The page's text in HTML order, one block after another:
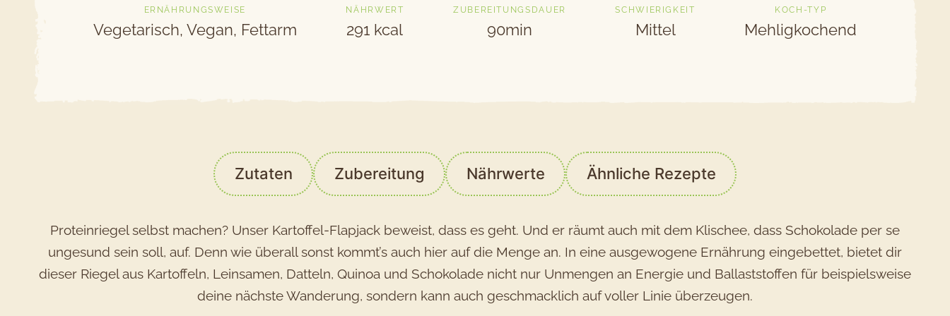
ERNÄHRUNGSWEISE
Vegetarisch, Vegan, Fettarm
NÄHRWERT
291 kcal
ZUBEREITUNGSDAUER
90min
SCHWIERIGKEIT
Mittel
KOCH-TYP
Mehligkochend
Zutaten Zubereitung Nährwerte Ähnliche Rezepte
Proteinriegel selbst machen? Unser Kartoffel-Flapjack beweist, dass es geht. Und er räumt auch mit dem Klischee, dass Schokolade per se
ungesund sein soll, auf. Denn wie überall sonst kommt’s auch hier auf die Menge an. In eine ausgewogene Ernährung eingebettet, bietet dir
dieser Riegel aus Kartoffeln, Leinsamen, Datteln, Quinoa und Schokolade nicht nur Unmengen an Energie und Ballaststoffen für beispielsweise
deine nächste Wanderung, sondern kann auch geschmacklich auf voller Linie überzeugen.